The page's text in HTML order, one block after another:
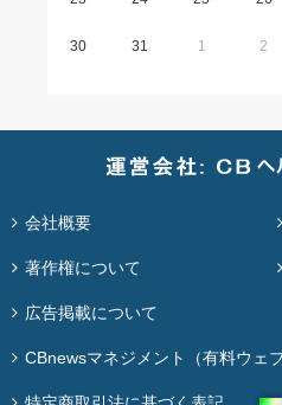
30 31 1 2
会社概要
著作権について
広告掲載について
CBnewsマネジメント（有料ウェ